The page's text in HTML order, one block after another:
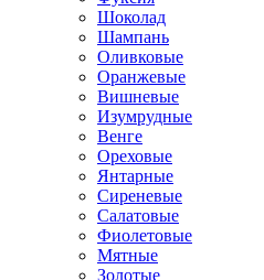
Шоколад
Шампань
Оливковые
Оранжевые
Вишневые
Изумрудные
Венге
Ореховые
Янтарные
Сиреневые
Салатовые
Фиолетовые
Мятные
Золотые